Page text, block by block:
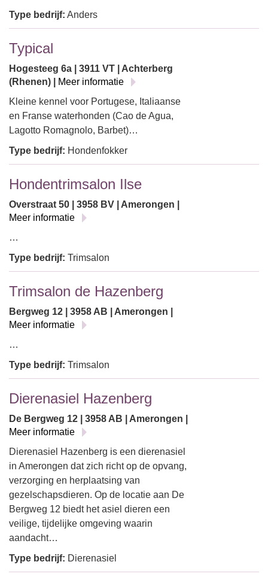
Type bedrijf: Anders
Typical
Hogesteeg 6a | 3911 VT | Achterberg
(Rhenen) |
Meer informatie
Kleine kennel voor Portugese, Italiaanse
en Franse waterhonden (Cao de Agua,
Lagotto Romagnolo, Barbet)…
Type bedrijf: Hondenfokker
Hondentrimsalon Ilse
Overstraat 50 | 3958 BV | Amerongen |
Meer informatie
…
Type bedrijf: Trimsalon
Trimsalon de Hazenberg
Bergweg 12 | 3958 AB | Amerongen |
Meer informatie
…
Type bedrijf: Trimsalon
Dierenasiel Hazenberg
De Bergweg 12 | 3958 AB | Amerongen |
Meer informatie
Dierenasiel Hazenberg is een dierenasiel
in Amerongen dat zich richt op de opvang,
verzorging en herplaatsing van
gezelschapsdieren. Op de locatie aan De
Bergweg 12 biedt het asiel dieren een
veilige, tijdelijke omgeving waarin
aandacht…
Type bedrijf: Dierenasiel